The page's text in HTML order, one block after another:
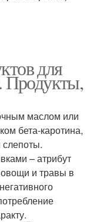
для
Продукты,
маслом или
бета-каротина,
– атрибут
овощи и травы в